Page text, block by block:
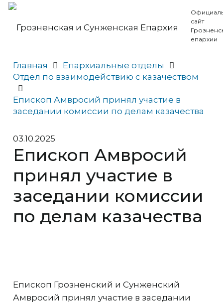
сайт
епархии
Главная
Епархиальные отделы
Отдел по взаимодействию с казачеством
Епископ Амвросий принял участие в
заседании комиссии по делам казачества
03.10.2025
Епископ Амвросий
принял участие в
заседании комиссии
по делам казачества
Епископ Грозненский и Сунженский
Амвросий принял участие в заседании